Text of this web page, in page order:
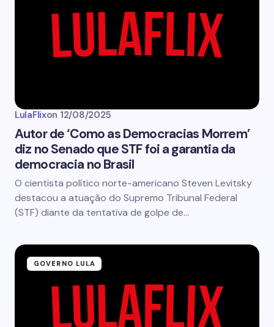
LulaFlixon 12/08/2025
Autor de ‘Como as Democracias Morrem’
diz no Senado que STF foi a garantia da
democracia no Brasil
O cientista político norte-americano Steven Levitsky
destacou a atuação do Supremo Tribunal Federal
(STF) diante da tentativa de golpe de…
GOVERNO LULA